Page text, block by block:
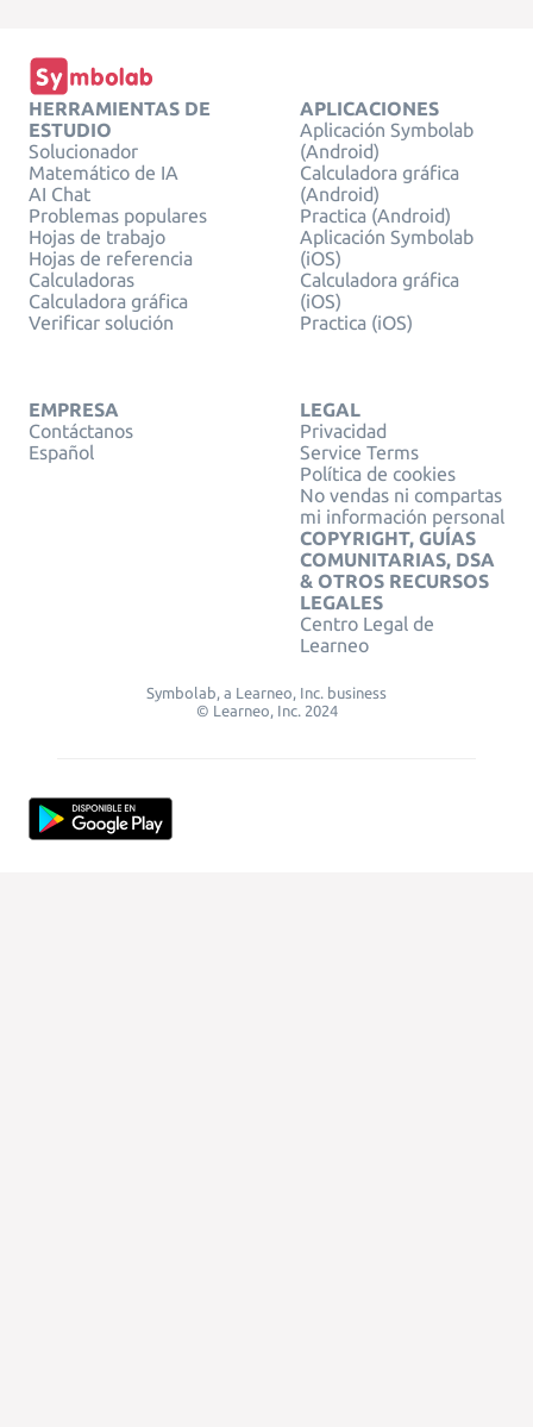
HERRAMIENTAS DE
ESTUDIO
Solucionador
Matemático de IA
AI Chat
Problemas populares
Hojas de trabajo
Hojas de referencia
Calculadoras
Calculadora gráfica
Verificar solución
APLICACIONES
Aplicación Symbolab
(Android)
Calculadora gráfica
(Android)
Practica (Android)
Aplicación Symbolab
(iOS)
Calculadora gráfica
(iOS)
Practica (iOS)
EMPRESA
Contáctanos
Español
LEGAL
Privacidad
Service Terms
Política de cookies
No vendas ni compartas
mi información personal
COPYRIGHT, GUÍAS
COMUNITARIAS, DSA
& OTROS RECURSOS
LEGALES
Centro Legal de
Learneo
Symbolab, a Learneo, Inc. business
© Learneo, Inc. 2024